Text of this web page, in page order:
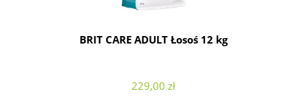
BRIT CARE ADULT Łosoś 12 kg
229,00 zł